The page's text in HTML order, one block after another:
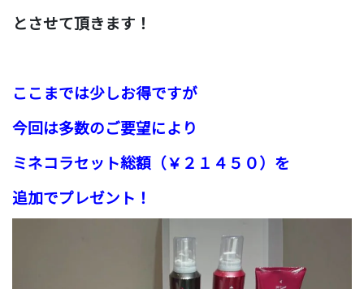
とさせて頂きます！
ここまでは少しお得ですが
今回は多数のご要望により
ミネコラセット総額（￥２１４５０） を
追加でプレゼント！